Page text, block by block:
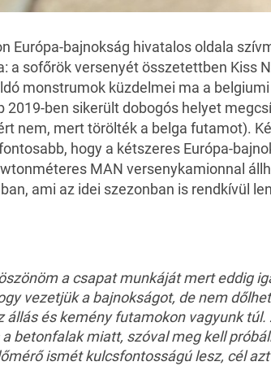
Európa-bajnokság hivatalos oldala
a sofőrök versenyét összetettben Kiss
monstrumok küzdelmei ma a
2019-ben sikerült dobogós helyet
nem, mert törölték a belga futamot).
hogy a kétszeres Európa-
MAN versenykamionnal
ami az idei szezonban is rendkívül
a csapat munkáját mert eddig
vezetjük a bajnokságot, de nem
állás és kemény futamokon vagyunk
a betonfalak miatt, szóval meg kell
ismét kulcsfontosságú lesz, cél